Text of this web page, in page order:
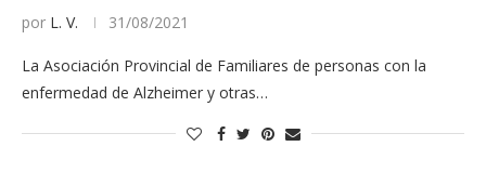
por L. V. 31/08/2021
La Asociación Provincial de Familiares de personas con la
enfermedad de Alzheimer y otras…